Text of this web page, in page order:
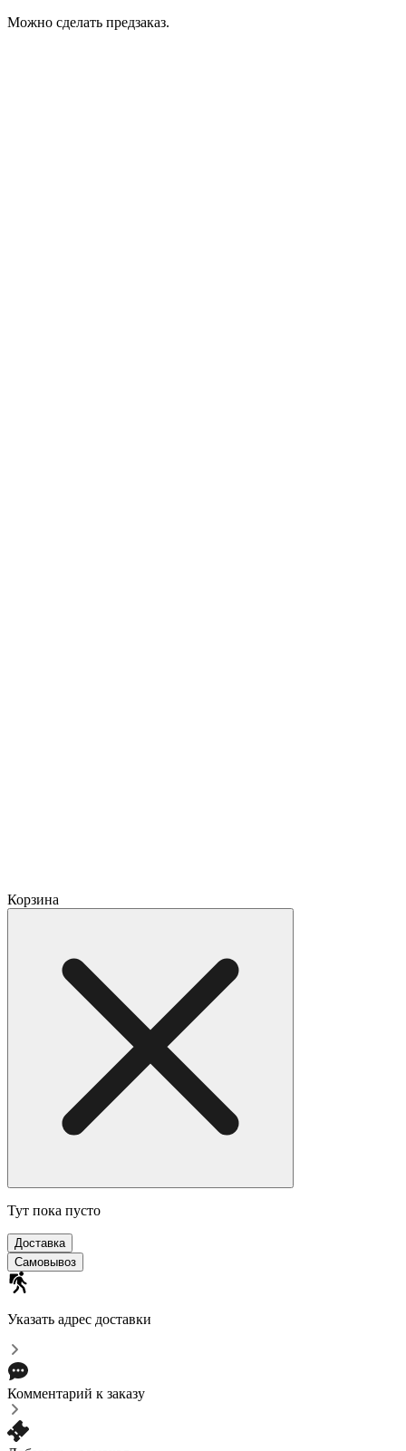
Можно сделать предзаказ.
Корзина
Тут пока пусто
Доставка
Самовывоз
Указать адрес доставки
Комментарий к заказу